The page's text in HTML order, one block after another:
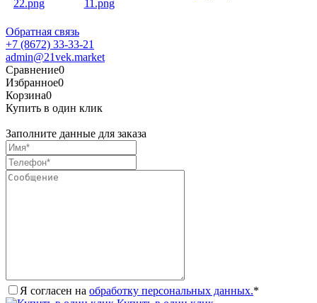
Обратная связь
+7 (8672) 33-33-21
admin@21vek.market
Сравнение0
Избранное0
Корзина0
Купить в один клик
Заполните данные для заказа
Я согласен на обработку персональных данных.*